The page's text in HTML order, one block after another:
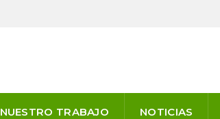
NUESTRO TRABAJO NOTICIAS